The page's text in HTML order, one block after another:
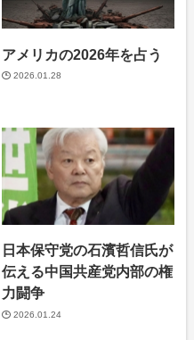
アメリカの2026年を占う
2026.01.28
日本保守党の石濱哲信氏が
伝える中国共産党内部の権
力闘争
2026.01.24